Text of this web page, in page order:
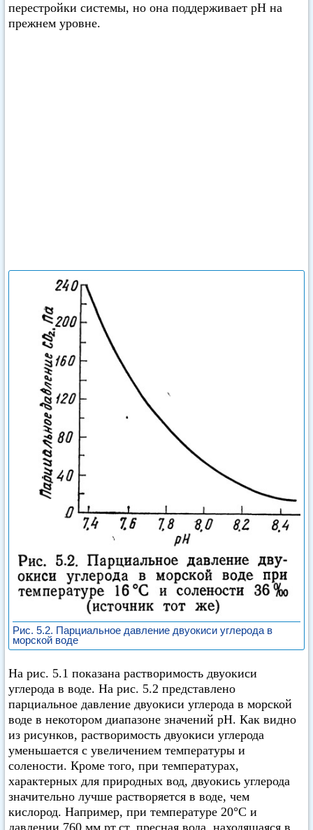
перестройки системы, но она поддерживает pH на
прежнем уровне.
Рис. 5.2. Парциальное давление двуокиси углерода в
морской воде
На рис. 5.1 показана растворимость двуокиси
углерода в воде. На рис. 5.2 представлено
парциальное давление двуокиси углерода в морской
воде в некотором диапазоне значений pH. Как видно
из рисунков, растворимость двуокиси углерода
уменьшается с увеличением температуры и
солености. Кроме того, при температурах,
характерных для природных вод, двуокись углерода
значительно лучше растворяется в воде, чем
кислород. Например, при температуре 20°C и
давлении 760 мм рт.ст. пресная вода, находящаяся в